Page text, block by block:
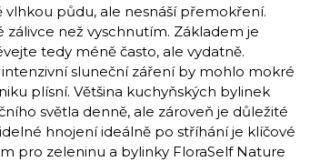
půdu, ale nesnáší přemokření.
zálivce než vyschnutím. Základem je
tedy méně často, ale vydatně.
sluneční záření by mohlo mokré
plísní. Většina kuchyňských bylinek
světla denně, ale zároveň je důležité
hnojení ideálně po stříhání je klíčové
pro zeleninu a bylinky FloraSelf Nature